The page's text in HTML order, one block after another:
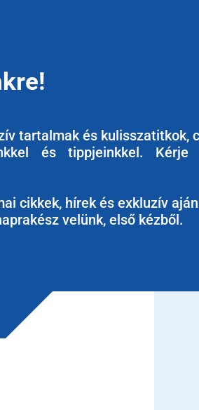
tartalmak és kulisszatitkok,
és tippjeinkkel. Kérje
cikkek, hírek és exkluzív
velünk, első kézből.